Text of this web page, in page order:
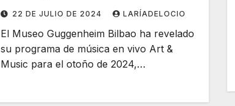
22 DE JULIO DE 2024 LARÍADELOCIO
El Museo Guggenheim Bilbao ha revelado
su programa de música en vivo Art &
Music para el otoño de 2024,…